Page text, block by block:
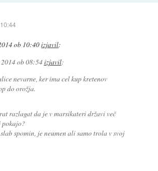
ob 10:40izjavil:
ob 08:54izjavil:
nevarne, ker ima cel kup kretenov
do orožja.
razlagat da je v marsikateri državi več
pokajo?
spomin, je neumen ali samo trola v svoj